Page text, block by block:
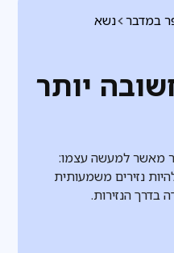
נשא במדבר
יותר
מאשר למעשה עצמו:
נזירים משמעותית
בדרך הנזירות.